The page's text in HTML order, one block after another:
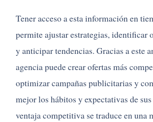
Tener acceso a esta información en
permite ajustar estrategias, identificar
y anticipar tendencias. Gracias a este
agencia puede crear ofertas más
optimizar campañas publicitarias y
mejor los hábitos y expectativas de
ventaja competitiva se traduce en una